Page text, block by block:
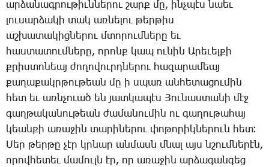
ար­ձա­նագ­րու­թիւն­նե­րու շարք մը, ինչ­պէս նաեւ
լու­սար­ձա­կի տակ առ­նե­լու թեր­թիս
աշ­խա­տա­կից­նե­րու մտո­րում­նե­րը եւ
հաս­տա­տում­նե­րը, ո­րոնք կապ ու­նին Ա­րե­ւել­քի
քրիս­տո­նեայ ժո­ղո­վուրդ­նե­րու հա­զա­րա­մեայ
քա­ղա­քակր­թու­թեան մը ի սպառ ան­հե­տա­ցու­մին
հետ եւ առն­չո­ւած են յատ­կա­պէս ­­Յու­նաս­տա­նի մէջ
գաղ­թա­կա­նու­թեան ժա­մա­նու­մին ու գա­ղու­թա­հայ
կեան­քի ա­ռա­ջին տա­րի­նե­րու փո­թո­րիկ­նե­րուն հետ։
­­Մեր թեր­թը չէր կրնար ան­մասն մնալ այս նշում­նե­րէն,
ո­րով­հե­տեւ մա­մուլն էր, որ ա­ռա­ջին ար­ձա­գան­գեց